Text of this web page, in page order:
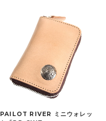
PAILOT RIVER ミニウォレッ